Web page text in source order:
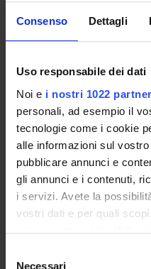
Consenso Dettagli
Uso responsabile dei dati
Noi e i nostri 1022 partner
personali, ad esempio il
tecnologie come i cookie
alle informazioni sul
pubblicare annunci e
gli annunci e i contenuti,
i servizi. Avete la
vostri dati e per quali
privacy sono applicabili
modificare o revocare il
Necessari
COURSES
PHD PROGRAMMES
TRAINING
People
Places
Calendar